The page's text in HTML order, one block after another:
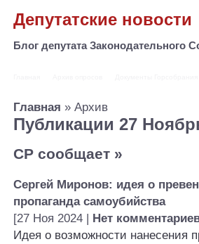
Депутатские новости
Блог депутата
Главная » Архив
Публикации 27
СР сообщает »
Сергей Миронов: идея о
пропаганда самоубийства
[27 Ноя 2024 | Нет
Идея о возможности нанесения